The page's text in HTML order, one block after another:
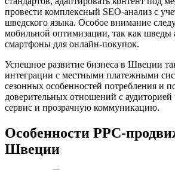
провести комплексный SEO-анализ с
шведского языка. Особое внимание
мобильной оптимизации, так как шведы
смартфоны для онлайн-покупок.
Успешное развитие бизнеса в Швеции
интеграции с местными платежными
сезонных особенностей потребления и
доверительных отношений с аудиторией
сервис и прозрачную коммуникацию.
Особенности РРС-
Швеции